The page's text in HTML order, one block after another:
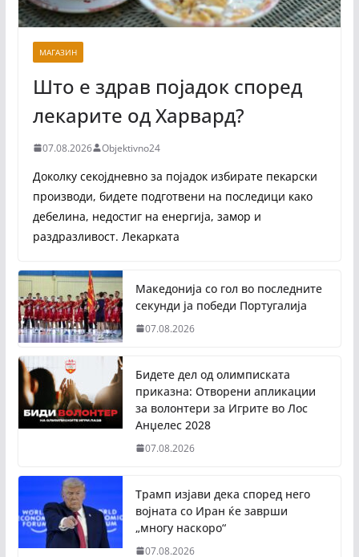
МАГАЗИН
Што е здрав појадок според
лекарите од Харвард?
07.08.2026 Objektivno24
Доколку секојдневно за појадок избирате пекарски
производи, бидете подготвени на последици како
дебелина, недостиг на енергија, замор и
раздразливост. Лекарката
Македонија со гол во последните
секунди ја победи Португалија
07.08.2026
Бидете дел од олимписката
приказна: Отворени апликации
за волонтери за Игрите во Лос
Анџелес 2028
07.08.2026
Трамп изјави дека според него
војната со Иран ќе заврши
„многу наскоро“
07.08.2026